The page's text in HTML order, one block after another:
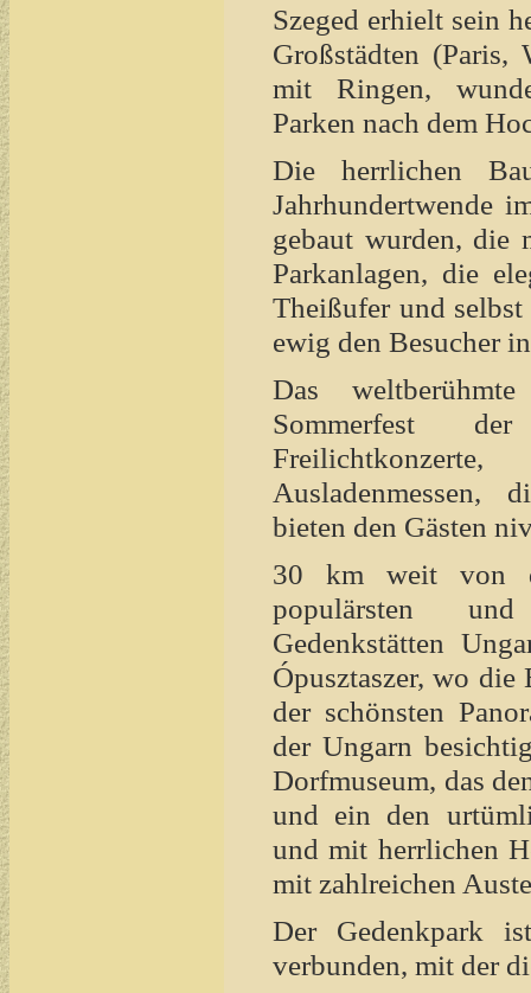
Szeged erhielt sein
Großstädten (Paris,
mit Ringen,
Parken nach dem
Die herrlichen
Jahrhundertwende
gebaut wurden, die
Parkanlagen, die
Theißufer und
ewig den Besucher
Das
Sommerfest
Ausladenmessen,
bieten den Gästen
30 km weit von
populärsten
Gedenkstätten
Ópusztaszer, wo die
der schönsten
der Ungarn
Dorfmuseum, das
und ein den
und mit herrlichen
mit zahlreichen
Der Gedenkpark
verbunden, mit der